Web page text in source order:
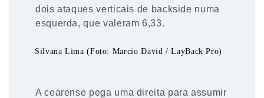
dois ataques verticais de backside numa
esquerda, que valeram 6,33.
Silvana Lima (Foto: Marcio David / LayBack Pro)
A cearense pega uma direita para assumir